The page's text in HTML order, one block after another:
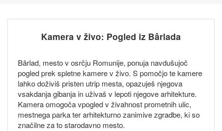
Kamera v živo: Pogled iz Bârlada
Bârlad, mesto v osrčju Romunije, ponuja navdušujoč
pogled prek spletne kamere v živo. S pomočjo te kamere
lahko doživiš pristen utrip mesta, opazuješ njegova
vsakdanja gibanja in uživaš v lepoti njegove arhitekture.
Kamera omogoča vpogled v živahnost prometnih ulic,
mestnega parka ter arhitekturno zanimive zgradbe, ki so
značilne za to starodavno mesto.